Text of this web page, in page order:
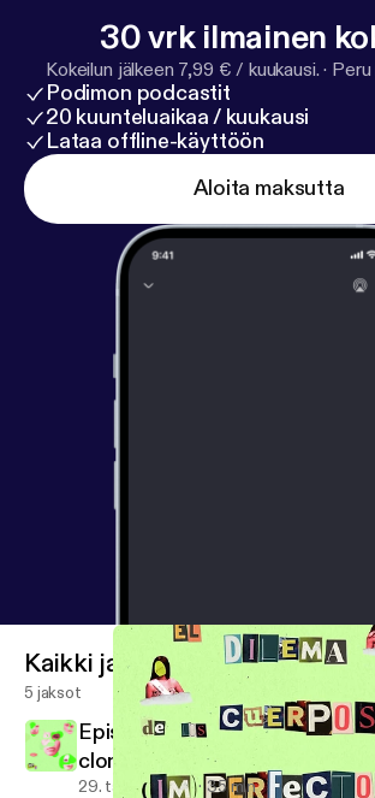
pregunta, sin prejuicios y con ganas
qué es lo que realmente nos pasa.
30 vrk ilmainen
Kokeilun jälkeen 7,99 € / kuukausi. · Peru
Podimon podcastit
20 kuunteluaikaa / kuukausi
Lataa offline-käyttöön
Aloita maksutta
Kaikki jaksot
5 jaksot
Episodio 4: Instagram Face y
clon
29. tammi 2025 35 min